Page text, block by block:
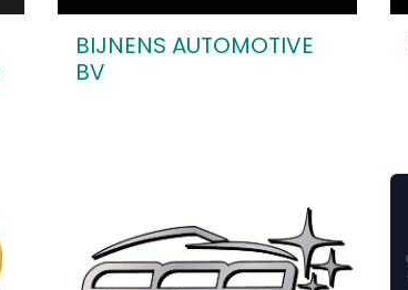
BIJNENS AUTOMOTIVE
BV